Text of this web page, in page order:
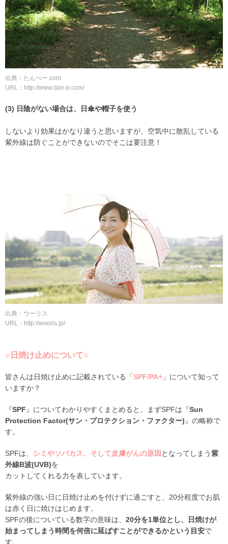
出典：たんべー.com
URL：http://www.dan-b.com/
(3) 日陰がない場合は、日傘や帽子を使う
しないより効果はかなり違うと思いますが、空気中に散乱している
紫外線は防ぐことができないのでそこは要注意！
出典：ウーリス
URL：http://wooris.jp/
○日焼け止めについて○
皆さんは日焼け止めに記載されている「SPF/PA+ 」について知って
いますか？
『SPF 』についてわかりやすくまとめると、まずSPFは『Sun
Protection Factor(サン・プロテクション・ファクター) 』の略称で
す。
SPFは、 シミやソバカス、そして皮膚がんの原因 となってしまう紫
外線B波(UVB)を
カットしてくれる力を表しています。
紫外線の強い日に日焼け止めを付けずに過ごすと、20分程度でお肌
は赤く日に焼けはじめます。
SPFの後についている数字の意味は、 20分を1単位とし、日焼けが
始まってしまう時間を何倍に延ばすことができるかという目安で
す。